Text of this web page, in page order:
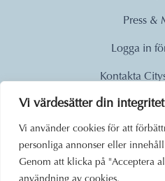
Vi värdesätter din integritet
Vi använder cookies för att
personliga annonser eller
Genom att klicka på "Acceptera
Press &
Logga in
Kontakta
Lund City. Alla
förbehållna.